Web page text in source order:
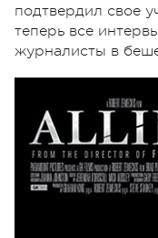
подтвердил свое
теперь все
журналисты в